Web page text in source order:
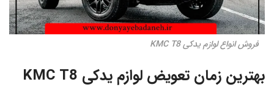
فروش انواع لوازم یدکی KMC T8
بهترین زمان تعویض لوازم یدکی KMC T8